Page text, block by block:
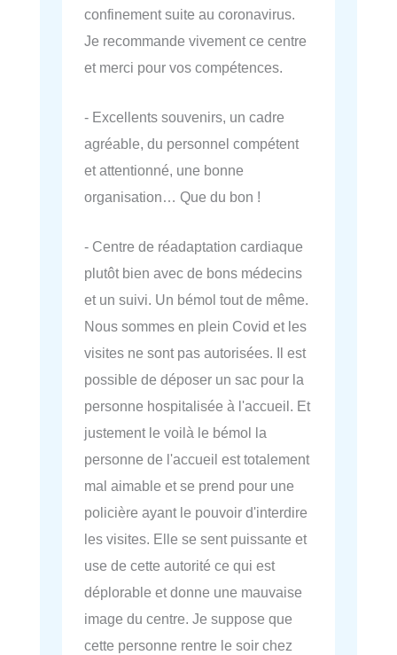
confinement suite au coronavirus.
Je recommande vivement ce centre
et merci pour vos compétences.
- Excellents souvenirs, un cadre
agréable, du personnel compétent
et attentionné, une bonne
organisation… Que du bon !
- Centre de réadaptation cardiaque
plutôt bien avec de bons médecins
et un suivi. Un bémol tout de même.
Nous sommes en plein Covid et les
visites ne sont pas autorisées. Il est
possible de déposer un sac pour la
personne hospitalisée à l'accueil. Et
justement le voilà le bémol la
personne de l'accueil est totalement
mal aimable et se prend pour une
policière ayant le pouvoir d'interdire
les visites. Elle se sent puissante et
use de cette autorité ce qui est
déplorable et donne une mauvaise
image du centre. Je suppose que
cette personne rentre le soir chez